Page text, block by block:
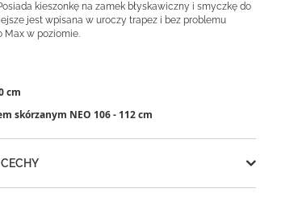
kieszonkę na zamek błyskawiczny i smyczkę do
jest wpisana w uroczy trapez i bez problemu
Max w poziomie.
cm
skórzanym NEO 106 - 112 cm